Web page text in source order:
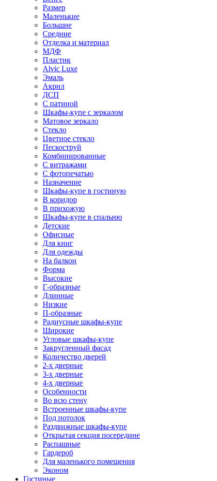
Размер
Маленькие
Большие
Средние
Отделка и материал
МДФ
Пластик
Alvic Luxe
Эмаль
Акрил
ДСП
С патиной
Шкафы-купе с зеркалом
Матовое зеркало
Стекло
Цветное стекло
Пескоструй
Комбинированные
С витражами
С фотопечатью
Назначение
Шкафы-купе в гостиную
В коридор
В прихожую
Шкафы-купе в спальню
Детские
Офисные
Для книг
Для одежды
На балкон
Форма
Высокие
Г-образные
Длинные
Низкие
П-образные
Радиусные шкафы-купе
Широкие
Угловые шкафы-купе
Закругленный фасад
Количество дверей
2-х дверные
3-х дверные
4-х дверные
Особенности
Во всю стену
Встроенные шкафы-купе
Под потолок
Раздвижные шкафы-купе
Открытая секция посередине
Распашные
Гардероб
Для маленького помещения
Эконом
Гостиные